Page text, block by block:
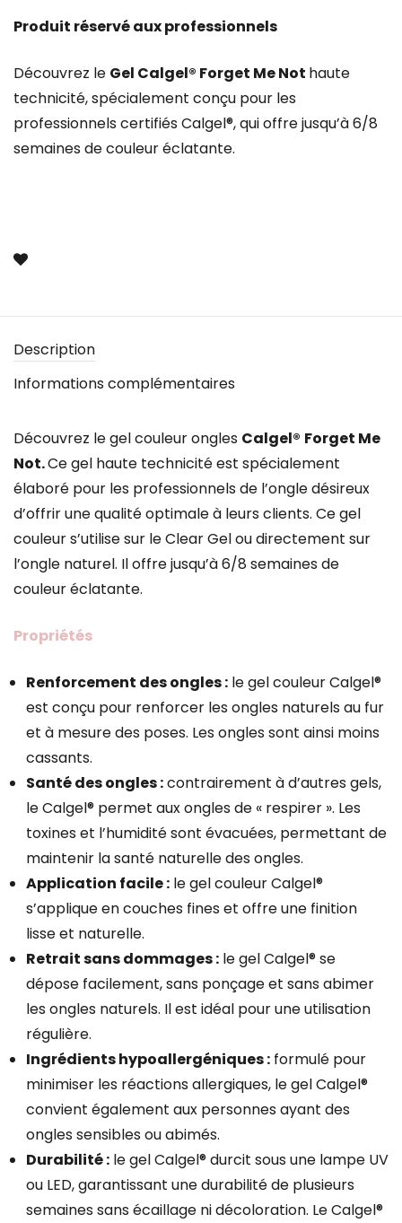
Produit réservé aux professionnels
Découvrez le Gel Calgel® Forget Me Not haute
technicité, spécialement conçu pour les
professionnels certifiés Calgel®, qui offre jusqu’à 6/8
semaines de couleur éclatante.
Description
Informations complémentaires
Découvrez le gel couleur ongles Calgel® Forget Me
Not.Ce gel haute technicité est spécialement
élaboré pour les professionnels de l’ongle désireux
d’offrir une qualité optimale à leurs clients. Ce gel
couleur s’utilise sur le Clear Gel ou directement sur
l’ongle naturel. Il offre jusqu’à 6/8 semaines de
couleur éclatante.
Propriétés
Renforcement des ongles : le gel couleur Calgel®
est conçu pour renforcer les ongles naturels au fur
et à mesure des poses. Les ongles sont ainsi moins
cassants.
Santé des ongles :contrairement à d’autres gels,
le Calgel® permet aux ongles de « respirer ». Les
toxines et l’humidité sont évacuées, permettant de
maintenir la santé naturelle des ongles.
Application facile : le gel couleur Calgel®
s’applique en couches fines et offre une finition
lisse et naturelle.
Retrait sans dommages : le gel Calgel® se
dépose facilement, sans ponçage et sans abimer
les ongles naturels. Il est idéal pour une utilisation
régulière.
Ingrédients hypoallergéniques : formulé pour
minimiser les réactions allergiques, le gel Calgel®
convient également aux personnes ayant des
ongles sensibles ou abimés.
Durabilité : le gel Calgel® durcit sous une lampe UV
ou LED, garantissant une durabilité de plusieurs
semaines sans écaillage ni décoloration. Le Calgel®